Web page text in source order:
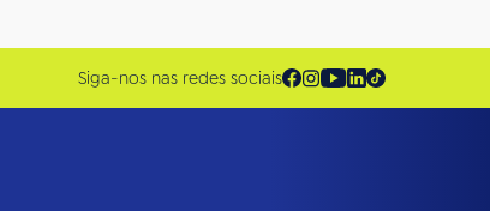
Siga-nos nas redes sociais